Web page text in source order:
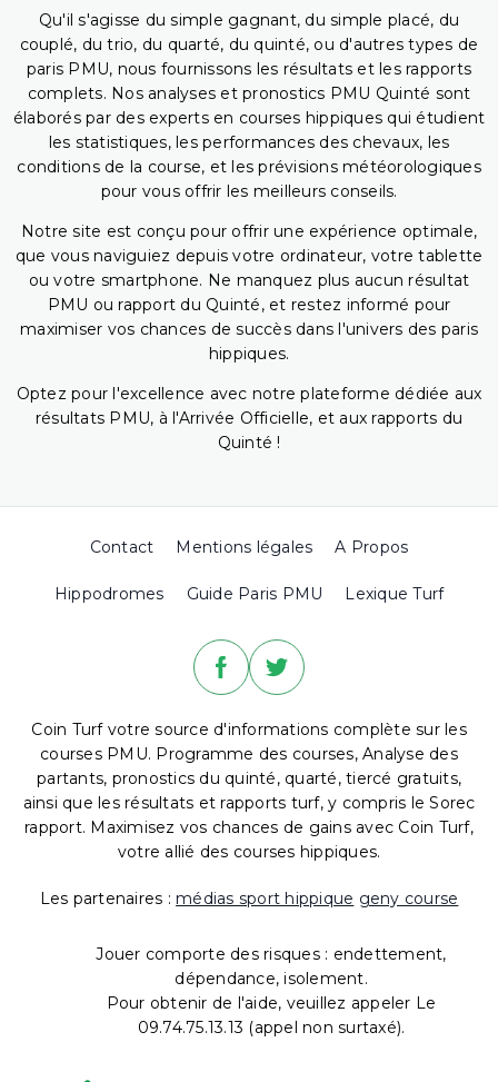
Qu'il s'agisse du simple gagnant, du simple placé, du
couplé, du trio, du quarté, du quinté, ou d'autres types de
paris PMU, nous fournissons les résultats et les rapports
complets. Nos analyses et pronostics PMU Quinté sont
élaborés par des experts en courses hippiques qui étudient
les statistiques, les performances des chevaux, les
conditions de la course, et les prévisions météorologiques
pour vous offrir les meilleurs conseils.
Notre site est conçu pour offrir une expérience optimale,
que vous naviguiez depuis votre ordinateur, votre tablette
ou votre smartphone. Ne manquez plus aucun résultat
PMU ou rapport du Quinté, et restez informé pour
maximiser vos chances de succès dans l'univers des paris
hippiques.
Optez pour l'excellence avec notre plateforme dédiée aux
résultats PMU, à l'Arrivée Officielle, et aux rapports du
Quinté !
Contact Mentions légales A Propos
Hippodromes Guide Paris PMU Lexique Turf
Coin Turf votre source d'informations complète sur les
courses PMU. Programme des courses, Analyse des
partants, pronostics du quinté, quarté, tiercé gratuits,
ainsi que les résultats et rapports turf, y compris le Sorec
rapport. Maximisez vos chances de gains avec Coin Turf,
votre allié des courses hippiques.
Les partenaires : médias sport hippique geny course
Jouer comporte des risques : endettement,
dépendance, isolement.
Pour obtenir de l'aide, veuillez appeler Le
09.74.75.13.13 (appel non surtaxé).